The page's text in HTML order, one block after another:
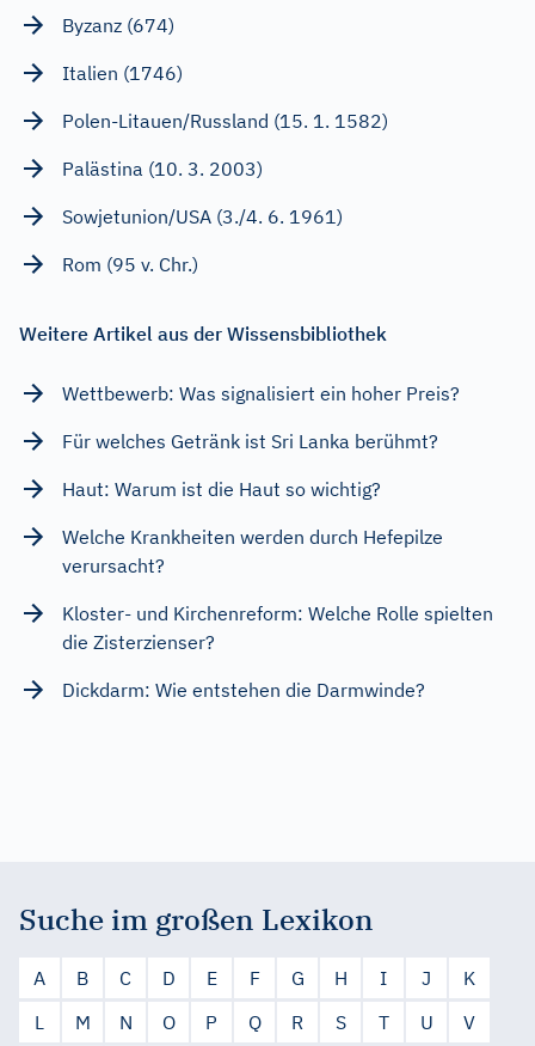
Byzanz (674)
Italien (1746)
Polen-Litauen/Russland (15. 1. 1582)
Palästina (10. 3. 2003)
Sowjetunion/USA (3./4. 6. 1961)
Rom (95 v. Chr.)
Weitere Artikel aus der Wissensbibliothek
Wettbewerb: Was signalisiert ein hoher Preis?
Für welches Getränk ist Sri Lanka berühmt?
Haut: Warum ist die Haut so wichtig?
Welche Krankheiten werden durch Hefepilze
verursacht?
Kloster- und Kirchenreform: Welche Rolle spielten
die Zisterzienser?
Dickdarm: Wie entstehen die Darmwinde?
Suche im großen Lexikon
A B C D E F G H I J
K
L
M N O P Q R S T U
V